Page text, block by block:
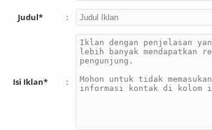
Judul* :
Isi Iklan* :